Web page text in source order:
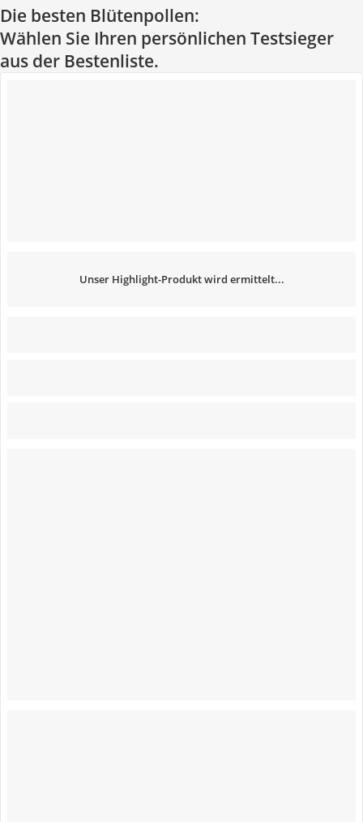
Die besten Blütenpollen:
Wählen Sie Ihren persönlichen Testsieger
aus der Bestenliste.
Unser Highlight-Produkt wird ermittelt...